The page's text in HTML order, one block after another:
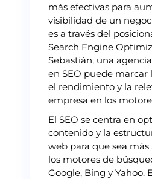
más efectivas para
visibilidad de un
es a través del
Search Engine
Sebastián, una
en SEO puede marcar
el rendimiento y la
empresa en los
El SEO se centra en
contenido y la
web para que sea
los motores de
Google, Bing y Yahoo.